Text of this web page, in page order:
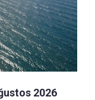
2026